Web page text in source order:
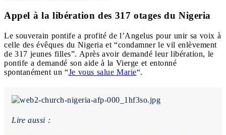
Appel à la libération des 317 otages du Nigeria
Le souverain pontife a profité de l’Angelus pour unir sa voix à
celle des évêques du Nigeria et “condamner le vil enlèvement
de 317 jeunes filles”. Après avoir demandé leur libération, le
pontife a demandé son aide à la Vierge et entonné
spontanément un “Je vous salue Marie“.
Lire aussi :